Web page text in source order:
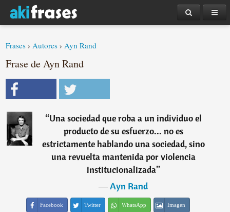
Frases ›Autores ›Ayn Rand
Frase de Ayn Rand
“Una sociedad que roba a un individuo el
producto de su esfuerzo... no es
estrictamente hablando una sociedad, sino
una revuelta mantenida por violencia
institucionalizada”
―Ayn Rand
Facebook Twitter WhatsApp Imagen